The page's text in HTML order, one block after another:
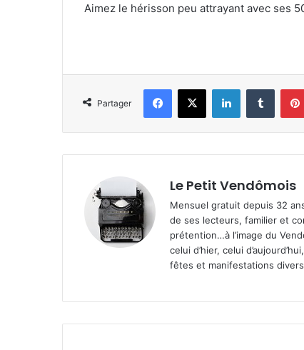
Aimez le hérisson peu attrayant avec ses
Partager
Le Petit Vendômois
Mensuel gratuit depuis 32
de ses lecteurs, familier et
prétention…à l’image du
celui d’hier, celui
fêtes et manifestations